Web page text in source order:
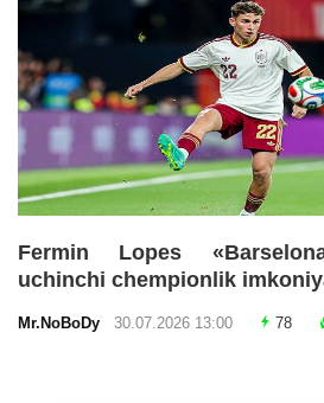
Fermin Lopes
uchinchi chempionlik
Mr.NoBoDy 30.07.2026 13:00 78